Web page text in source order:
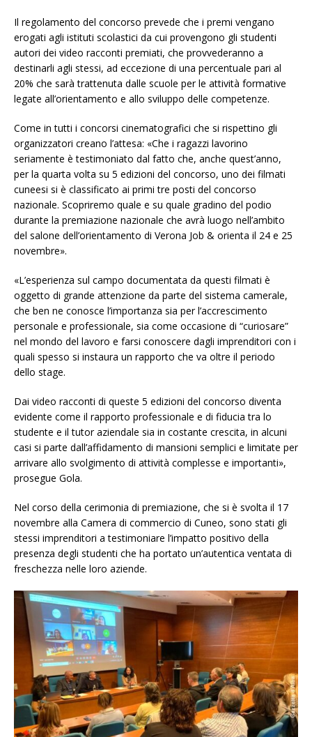
Il regolamento del concorso prevede che i premi vengano
erogati agli istituti scolastici da cui provengono gli studenti
autori dei video racconti premiati, che provvederanno a
destinarli agli stessi, ad eccezione di una percentuale pari al
20% che sarà trattenuta dalle scuole per le attività formative
legate all’orientamento e allo sviluppo delle competenze.
Come in tutti i concorsi cinematografici che si rispettino gli
organizzatori creano l’attesa: «Che i ragazzi lavorino
seriamente è testimoniato dal fatto che, anche quest’anno,
per la quarta volta su 5 edizioni del concorso, uno dei filmati
cuneesi si è classificato ai primi tre posti del concorso
nazionale. Scopriremo quale e su quale gradino del podio
durante la premiazione nazionale che avrà luogo nell’ambito
del salone dell’orientamento di Verona Job & orienta il 24 e 25
novembre».
«L’esperienza sul campo documentata da questi filmati è
oggetto di grande attenzione da parte del sistema camerale,
che ben ne conosce l’importanza sia per l’accrescimento
personale e professionale, sia come occasione di “curiosare”
nel mondo del lavoro e farsi conoscere dagli imprenditori con i
quali spesso si instaura un rapporto che va oltre il periodo
dello stage.
Dai video racconti di queste 5 edizioni del concorso diventa
evidente come il rapporto professionale e di fiducia tra lo
studente e il tutor aziendale sia in costante crescita, in alcuni
casi si parte dall’affidamento di mansioni semplici e limitate per
arrivare allo svolgimento di attività complesse e importanti»,
prosegue Gola.
Nel corso della cerimonia di premiazione, che si è svolta il 17
novembre alla Camera di commercio di Cuneo, sono stati gli
stessi imprenditori a testimoniare l’impatto positivo della
presenza degli studenti che ha portato un’autentica ventata di
freschezza nelle loro aziende.